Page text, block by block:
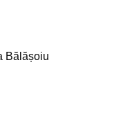
Bălășoiu